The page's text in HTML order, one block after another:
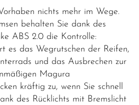
nichts mehr im Wege.
behalten Sie dank des
ABS 2.0 die Kontrolle:
es das Wegrutschen der Reifen,
und das Ausbrechen zur
Magura
kräftig zu, wenn Sie schnell
des Rücklichts mit Bremslicht